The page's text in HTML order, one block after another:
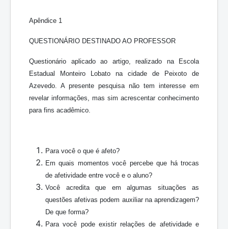
Apêndice 1
QUESTIONÁRIO DESTINADO AO PROFESSOR
Questionário aplicado ao artigo, realizado na Escola
Estadual Monteiro Lobato na cidade de Peixoto de
Azevedo. A presente pesquisa não tem interesse em
revelar informações, mas sim acrescentar conhecimento
para fins acadêmico.
Para você o que é afeto?
Em quais momentos você percebe que há trocas
de afetividade entre você e o aluno?
Você acredita que em algumas situações as
questões afetivas podem auxiliar na aprendizagem?
De que forma?
Para você pode existir relações de afetividade e